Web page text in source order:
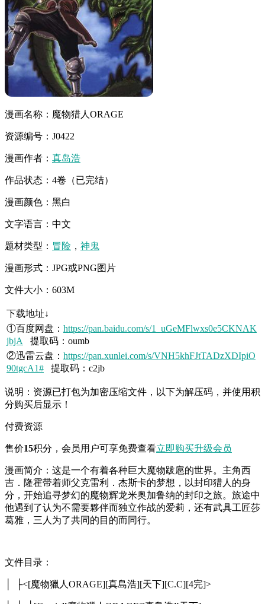
漫画名称：魔物猎人ORAGE
资源编号：J0422
漫画作者： 真岛浩
作品状态：4卷（已完结）
漫画颜色：黑白
文字语言：中文
题材类型： 冒险 ， 神鬼
漫画形式：JPG或PNG图片
文件大小：603M
下载地址↓
①百度网盘： https://pan.baidu.com/s/1_uGeMFlwxs0e5CKNAK
jbjA
提取码：oumb
②迅雷云盘： https://pan.xunlei.com/s/VNH5khFJtTADzXDIpiO
90tgcA1# 提取码：c2jb
说明：资源已打包为加密压缩文件，以下为解压码，并使用积
分购买后显示！
付费资源
售价15积分 ，会员用户可享免费查看立即购买升级会员
漫画简介：这是一个有着各种巨大魔物跋扈的世界。主角西
吉．隆霍带着师父克雷利．杰斯卡的梦想，以封印猎人的身
分，开始追寻梦幻的魔物辉龙米奥加鲁纳的封印之旅。旅途中
他遇到了认为不需要夥伴而独立作战的爱莉，还有武具工匠莎
葛雅，三人为了共同的目的而同行。
文件目录：
│ ├<[魔物獵人ORAGE][真島浩][天下][C.C][4完]>